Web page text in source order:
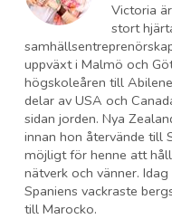
Victoria
stort
uppväxt i Malmö och
högskoleåren till
delar av USA och
sidan jorden. Nya
innan hon återvände till
möjligt för henne att
nätverk och vänner.
Spaniens vackraste
till Marocko.